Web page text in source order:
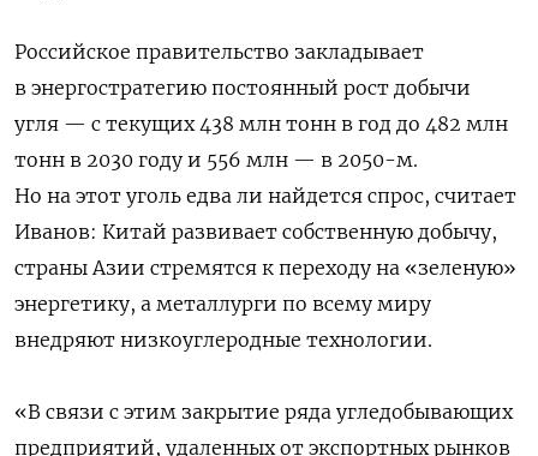
Российское правительство закладывает
в энергостратегию постоянный рост добычи
угля — с текущих 438 млн тонн в год до 482 млн
тонн в 2030 году и 556 млн — в 2050-м.
Но на этот уголь едва ли найдется спрос, считает
Иванов: Китай развивает собственную добычу,
страны Азии стремятся к переходу на «зеленую»
энергетику, а металлурги по всему миру
внедряют низкоуглеродные технологии.
«В связи с этим закрытие ряда угледобывающих
предприятий, удаленных от экспортных рынков